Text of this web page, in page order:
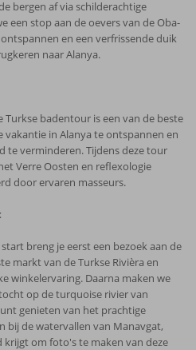
bergen af via schilderachtige
een stop aan de oevers van de Oba-
en een verfrissende duik
naar Alanya.
Turkse badentour is een van de beste
vakantie in Alanya te ontspannen en
te verminderen. Tijdens deze tour
Verre Oosten en reflexologie
door ervaren masseurs.
breng je eerst een bezoek aan de
markt van de Turkse Rivièra en
winkelervaring. Daarna maken we
op de turquoise rivier van
genieten van het prachtige
bij de watervallen van Manavgat,
krijgt om foto's te maken van deze